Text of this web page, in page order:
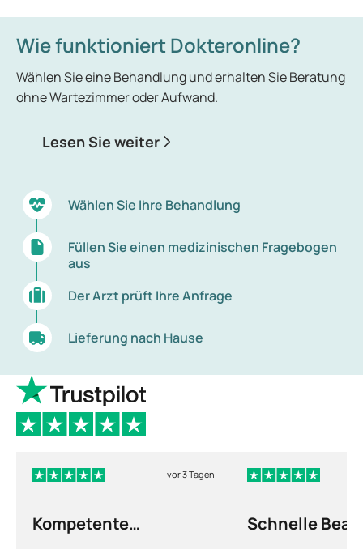
Wie funktioniert Dokteronline?
Wählen Sie eine Behandlung und erhalten Sie Beratung
ohne Wartezimmer oder Aufwand.
Lesen Sie weiter
Wählen Sie Ihre Behandlung
Füllen Sie einen medizinischen Fragebogen
aus
Der Arzt prüft Ihre Anfrage
Lieferung nach Hause
vor 3 Tagen
Kompetente
Schnelle